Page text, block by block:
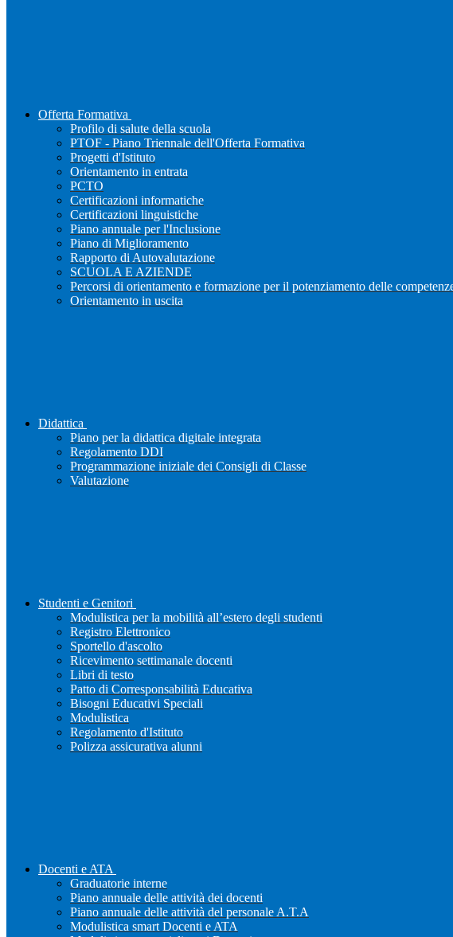
Offerta Formativa
Profilo di salute della scuola
PTOF - Piano Triennale dell'Offerta Formativa
Progetti d'Istituto
Orientamento in entrata
PCTO
Certificazioni informatiche
Certificazioni linguistiche
Piano annuale per l'Inclusione
Piano di Miglioramento
Rapporto di Autovalutazione
SCUOLA E AZIENDE
Percorsi di orientamento e formazione per il potenziamento delle
Orientamento in uscita
Didattica
Piano per la didattica digitale integrata
Regolamento DDI
Programmazione iniziale dei Consigli di Classe
Valutazione
Studenti e Genitori
Modulistica per la mobilità all’estero degli studenti
Registro Elettronico
Sportello d'ascolto
Ricevimento settimanale docenti
Libri di testo
Patto di Corresponsabilità Educativa
Bisogni Educativi Speciali
Modulistica
Regolamento d'Istituto
Polizza assicurativa alunni
Docenti e ATA
Graduatorie interne
Piano annuale delle attività dei docenti
Piano annuale delle attività del personale A.T.A
Modulistica smart Docenti e ATA